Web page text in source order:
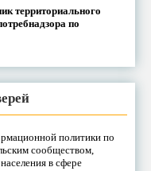
территориального
по
политики по
сообществом,
в сфере